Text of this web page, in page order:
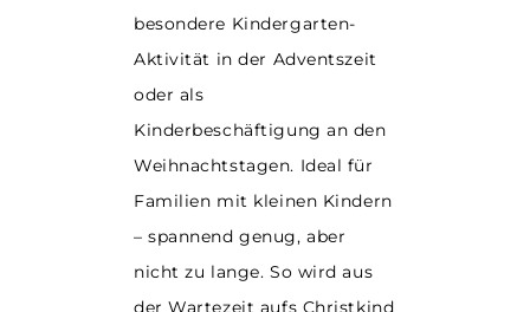
besondere Kindergarten-
Aktivität in der Adventszeit
oder als
Kinderbeschäftigung an den
Weihnachtstagen. Ideal für
Familien mit kleinen Kindern
– spannend genug, aber
nicht zu lange. So wird aus
der Wartezeit aufs Christkind